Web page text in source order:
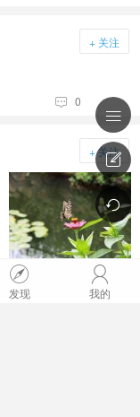
+ 关注
 0
+ 关注




发现

我的